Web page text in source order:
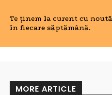
Te ținem la curent cu
în fiecare săptămână.
MORE ARTICLE